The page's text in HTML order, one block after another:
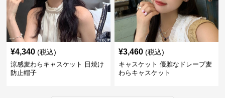
¥4,340 (税込)
涼感麦わらキャスケット 日焼け
防止帽子
¥3,460 (税込)
キャスケット 優雅なドレープ麦
わらキャスケット